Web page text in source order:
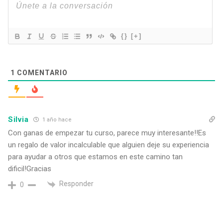
{} [+]
1 COMENTARIO
Silvia 1 año hace
Con ganas de empezar tu curso, parece muy interesante!!Es
un regalo de valor incalculable que alguien deje su experiencia
para ayudar a otros que estamos en este camino tan
dificil!Gracias
0 Responder